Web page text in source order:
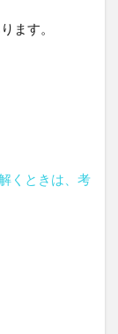
ます。
くときは、考